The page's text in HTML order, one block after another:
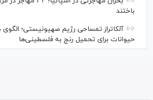
باختند
آلکاتراز تمساحی رژیم صهیونیستی؛ الگوی
حیوانات برای تحمیل رنج به فلسطینی‌ها